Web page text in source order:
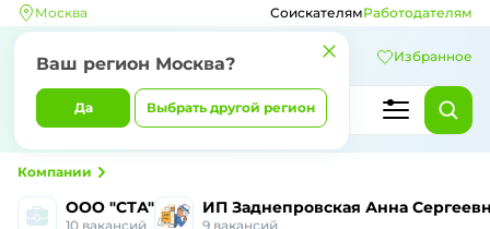
Москва
Ваш регион Москва?
Да Выбрать другой регион
СоискателямРаботодателям
Избранное
ООО "СТА"
10 вакансий
ИП Заднепровская Анна
9 вакансий
Компании